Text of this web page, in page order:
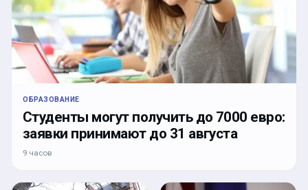
ОБРАЗОВАНИЕ
Студенты могут получить до 7000 евро:
заявки принимают до 31 августа
9 часов